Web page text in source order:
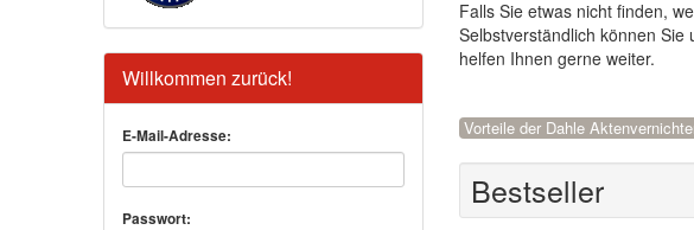
Willkommen zurück!
E-Mail-Adresse:
Passwort:
Falls Sie etwas nicht finden,
Selbstverständlich können Sie
helfen Ihnen gerne weiter.
Vorteile der Dahle
Bestseller